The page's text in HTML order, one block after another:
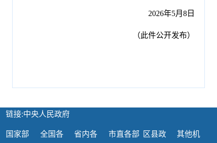
2026年5月8日
（此件公开发布）
链接:中央人民政府
国家部
全国各
省内各
市直各部 区县政
其他机